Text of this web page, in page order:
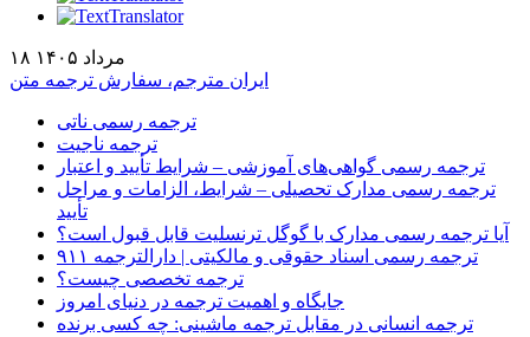
۱۸ مرداد ۱۴۰۵
ایران مترجم، سفارش ترجمه متن
ترجمه رسمی ناتی
ترجمه ناجیت
ترجمه رسمی گواهی‌های آموزشی – شرایط تأیید و اعتبار
ترجمه رسمی مدارک تحصیلی – شرایط، الزامات و مراحل
تأیید
آیا ترجمه رسمی مدارک با گوگل ترنسلیت قابل قبول است؟
ترجمه رسمی اسناد حقوقی و مالکیتی | دارالترجمه ۹۱۱
ترجمه تخصصی چیست؟
جایگاه و اهمیت ترجمه در دنیای امروز
ترجمه انسانی در مقابل ترجمه ماشینی: چه کسی برنده